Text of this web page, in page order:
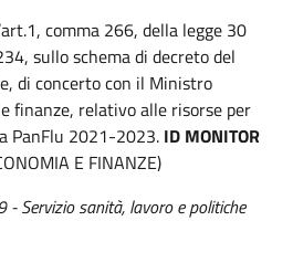
comma 266, della legge 30
sullo schema di decreto del
di concerto con il Ministro
finanze, relativo alle risorse per
PanFlu 2021-2023. ID MONITOR
E FINANZE)
Servizio sanità, lavoro e politiche